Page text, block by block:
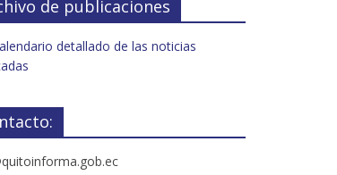
de publicaciones
detallado de las noticias